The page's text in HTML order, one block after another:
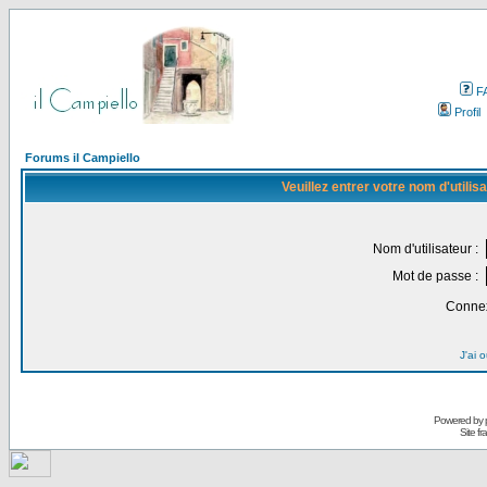
Profil
Forums il Campiello
Veuillez entrer votre nom
Nom d'utilisateur :
Mot de passe :
J'ai
Powered by
Site